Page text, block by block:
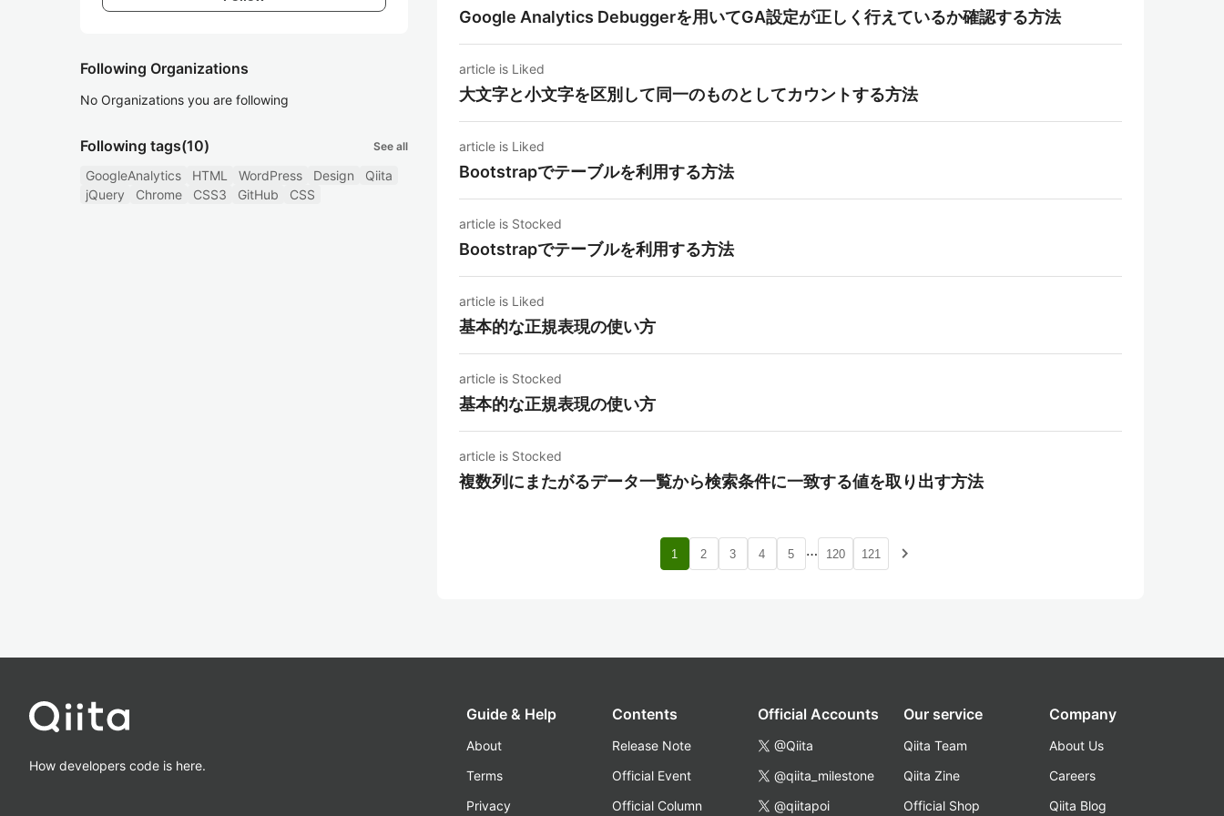
Following Organizations
No Organizations you are following
Following tags(10) See all
GoogleAnalytics HTML WordPress Design
Qiita
jQuery
Chrome CSS3 GitHub CSS
Google Analytics Debuggerを用いてGA設定が正しく行えているか確認する方法
article is Liked
大文字と小文字を区別して同一のものとしてカウントする方法
article is Liked
Bootstrapでテーブルを利用する方法
article is Stocked
Bootstrapでテーブルを利用する方法
article is Liked
基本的な正規表現の使い方
article is Stocked
基本的な正規表現の使い方
article is Stocked
複数列にまたがるデータ一覧から検索条件に一致する値を取り出す方法
1 2 3 4 5 … 120 121 navigate_next
How developers code is here.
Guide & Help
About
Terms
Privacy
Contents
Release Note
Official Event
Official Column
Official Accounts
@Qiita
@qiita_milestone
@qiitapoi
Our service
Qiita Team
Qiita Zine
Official Shop
Company
About Us
Careers
Qiita Blog